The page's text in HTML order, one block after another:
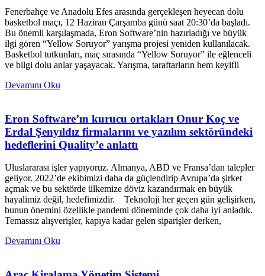
Fenerbahçe ve Anadolu Efes arasında gerçekleşen heyecan dolu
basketbol maçı, 12 Haziran Çarşamba günü saat 20:30’da başladı.
Bu önemli karşılaşmada, Eron Software’nin hazırladığı ve büyük
ilgi gören “Yellow Soruyor” yarışma projesi yeniden kullanılacak.
Basketbol tutkunları, maç sırasında “Yellow Soruyor” ile eğlenceli
ve bilgi dolu anlar yaşayacak. Yarışma, taraftarların hem keyifli
Devamını Oku
Eron Software’ın kurucu ortakları Onur Koç ve
Erdal Şenyıldız firmalarını ve yazılım sektöründeki
hedeflerini Quality’e anlattı
Uluslararası işler yapıyoruz. Almanya, ABD ve Fransa’dan talepler
geliyor. 2022’de ekibimizi daha da güçlendirip Avrupa’da şirket
açmak ve bu sektörde ülkemize döviz kazandırmak en büyük
hayalimiz değil, hedefimizdir. Teknoloji her geçen gün gelişirken,
bunun önemini özellikle pandemi döneminde çok daha iyi anladık.
Temassız alışverişler, kapıya kadar gelen siparişler derken,
Devamını Oku